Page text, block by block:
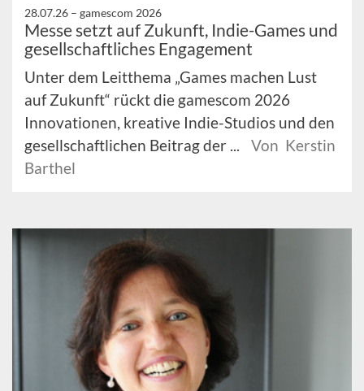
28.07.26 – gamescom 2026
Messe setzt auf Zukunft, Indie-Games und
gesellschaftliches Engagement
Unter dem Leitthema „Games machen Lust
auf Zukunft“ rückt die gamescom 2026
Innovationen, kreative Indie-Studios und den
gesellschaftlichen Beitrag der ...
Von Kerstin
Barthel